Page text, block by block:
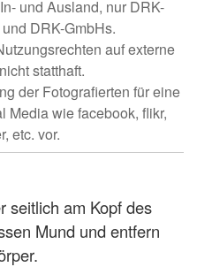
und Ausland, nur DRK-
DRK-GmbHs.
auf externe
statthaft.
der Fotografierten für eine
Media wie facebook, flikr,
etc. vor.
seitlich am Kopf des
Mund und entfern